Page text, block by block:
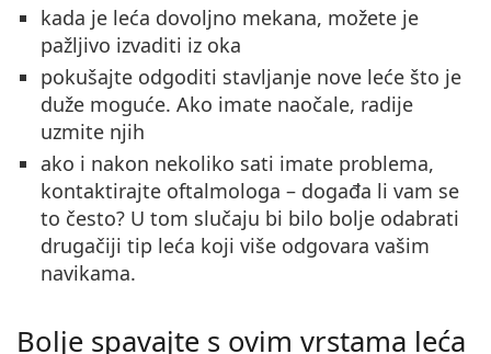
kada je leća dovoljno mekana, možete je
pažljivo izvaditi iz oka
pokušajte odgoditi stavljanje nove leće što je
duže moguće. Ako imate naočale, radije
uzmite njih
ako i nakon nekoliko sati imate problema,
kontaktirajte oftalmologa – događa li vam se
to često? U tom slučaju bi bilo bolje odabrati
drugačiji tip leća koji više odgovara vašim
navikama.
Bolje spavajte s ovim vrstama leća